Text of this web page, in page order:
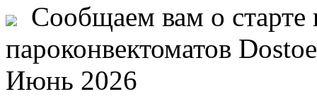
Сообщаем вам о старте
пароконвектоматов
Июнь 2026